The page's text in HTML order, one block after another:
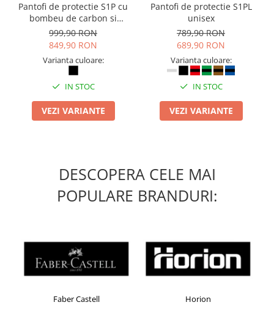
Pantofi de protectie S1P cu
bombeu de carbon si
inchidere BOAÂ® Fit
999,90 RON
849,90 RON
Varianta culoare:
IN STOC
VEZI VARIANTE
Pantofi de protectie S1PL
unisex
789,90 RON
689,90 RON
Varianta culoare:
IN STOC
VEZI VARIANTE
DESCOPERA CELE MAI
POPULARE BRANDURI:
Faber Castell Horion